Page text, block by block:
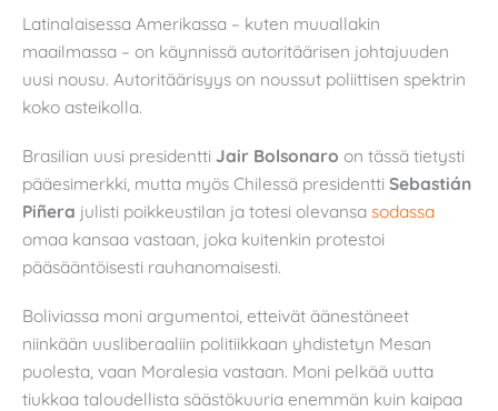
Latinalaisessa Amerikassa – kuten muuallakin
maailmassa – on käynnissä autoritäärisen johtajuuden
uusi nousu. Autoritäärisyys on noussut poliittisen spektrin
koko asteikolla.
Brasilian uusi presidentti Jair Bolsonaro on tässä tietysti
pääesimerkki, mutta myös Chilessä presidentti Sebastián
Piñera julisti poikkeustilan ja totesi olevansa sodassa
omaa kansaa vastaan, joka kuitenkin protestoi
pääsääntöisesti rauhanomaisesti.
Boliviassa moni argumentoi, etteivät äänestäneet
niinkään uusliberaaliin politiikkaan yhdistetyn Mesan
puolesta, vaan Moralesia vastaan. Moni pelkää uutta
tiukkaa taloudellista säästökuuria enemmän kuin kaipaa